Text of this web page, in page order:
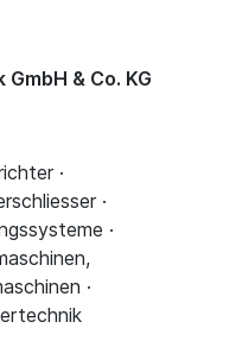
& Co. KG
·
·
·
·